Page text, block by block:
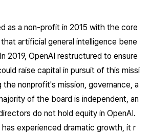
as a non-profit in 2015 with the core
artificial general intelligence bene
2019, OpenAI restructured to ensure
raise capital in pursuit of this missi
the nonprofit's mission, governance, a
of the board is independent, an
do not hold equity in OpenAI.
experienced dramatic growth, it r